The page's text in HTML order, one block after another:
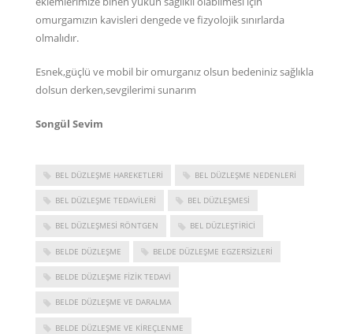
omurgamızın kavisleri dengede ve fizyolojik sınırlarda
olmalıdır.
Esnek,güçlü ve mobil bir omurganız olsun bedeniniz sağlıkla
dolsun derken,sevgilerimi sunarım
Songül Sevim
BEL DÜZLEŞME HAREKETLERI BEL DÜZLEŞME NEDENLERI
BEL DÜZLEŞME TEDAVILERI BEL DÜZLEŞMESI
BEL DÜZLEŞMESI RÖNTGEN BEL DÜZLEŞTIRICI
BELDE DÜZLEŞME BELDE DÜZLEŞME EGZERSIZLERI
BELDE DÜZLEŞME FIZIK TEDAVI
BELDE DÜZLEŞME VE DARALMA
BELDE DÜZLEŞME VE KIREÇLENME